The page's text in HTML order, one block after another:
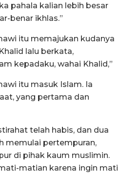
pahala kalian lebih besar
benar ikhlas.”
itu memajukan kudanya
lalu berkata,
kepadaku, wahai Khalid,”
itu masuk Islam. Ia
yang pertama dan
telah habis, dan dua
memulai pertempuran,
di pihak kaum muslimin.
matian karena ingin mati